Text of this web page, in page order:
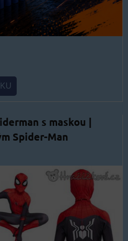
s maskou |
Spider-Man